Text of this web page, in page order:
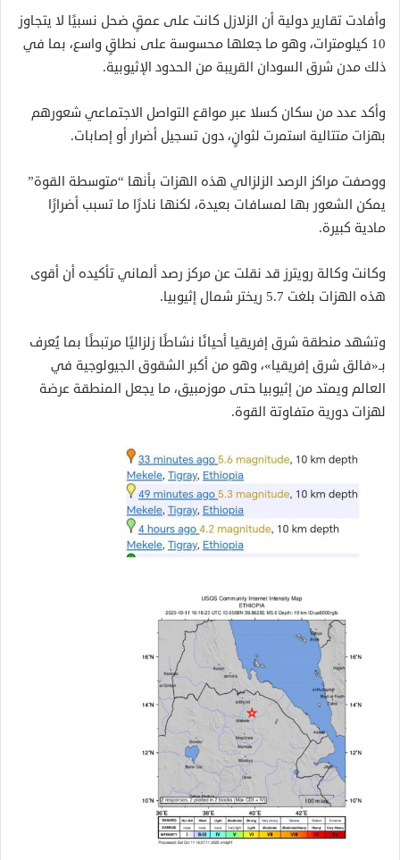
وأفادت تقارير دولية أن الزلازل كانت على عمقٍ ضحل نسبيًا لا يتجاوز
10 كيلومترات، وهو ما جعلها محسوسة على نطاقٍ واسع، بما في
ذلك مدن شرق السودان القريبة من الحدود الإثيوبية.
وأكد عدد من سكان كسلا عبر مواقع التواصل الاجتماعي شعورهم
بهزات متتالية استمرت لثوانٍ، دون تسجيل أضرار أو إصابات.
ووصفت مراكز الرصد الزلزالي هذه الهزات بأنها “متوسطة القوة”
يمكن الشعور بها لمسافات بعيدة، لكنها نادرًا ما تسبب أضرارًا
مادية كبيرة.
وكانت وكالة رويترز قد نقلت عن مركز رصد ألماني تأكيده أن أقوى
هذه الهزات بلغت 5.7 ريختر شمال إثيوبيا.
وتشهد منطقة شرق إفريقيا أحيانًا نشاطًا زلزاليًا مرتبطًا بما يُعرف
بـ«فالق شرق إفريقيا»، وهو من أكبر الشقوق الجيولوجية في
العالم ويمتد من إثيوبيا حتى موزمبيق، ما يجعل المنطقة عرضة
لهزات دورية متفاوتة القوة.